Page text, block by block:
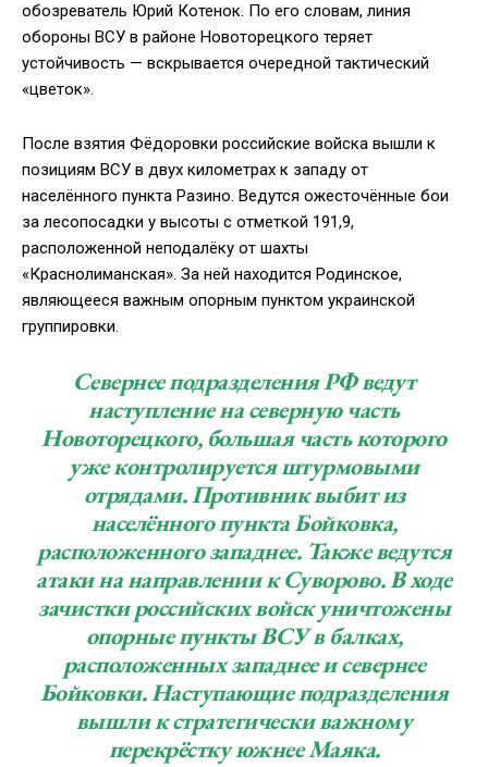
обозреватель Юрий Котенок. По его словам, линия
обороны ВСУ в районе Новоторецкого теряет
устойчивость — вскрывается очередной тактический
«цветок».
После взятия Фёдоровки российские войска вышли к
позициям ВСУ в двух километрах к западу от
населённого пункта Разино. Ведутся ожесточённые бои
за лесопосадки у высоты с отметкой 191,9,
расположенной неподалёку от шахты
«Краснолиманская». За ней находится Родинское,
являющееся важным опорным пунктом украинской
группировки.
Севернее подразделения РФ ведут
наступление на северную часть
Новоторецкого, большая часть которого
уже контролируется штурмовыми
отрядами. Противник выбит из
населённого пункта Бойковка,
расположенного западнее. Также ведутся
атаки на направлении к Суворово. В ходе
зачистки российских войск уничтожены
опорные пункты ВСУ в балках,
расположенных западнее и севернее
Бойковки. Наступающие подразделения
вышли к стратегически важному
перекрёстку южнее Маяка.